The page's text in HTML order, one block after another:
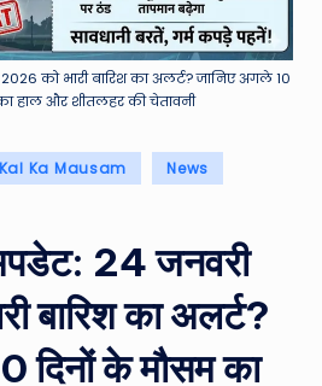
को भारी बारिश का अलर्ट? जानिए अगले 10
हाल और शीतलहर की चेतावनी
Kal Ka Mausam
News
24 जनवरी
बारिश का अलर्ट?
दिनों के मौसम का